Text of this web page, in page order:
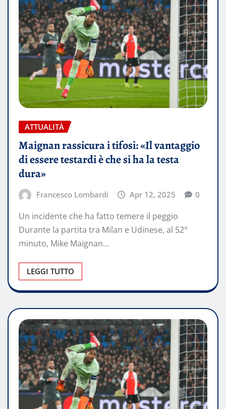
ATTUALITÀ
Maignan rassicura i tifosi: «Il vantaggio
di essere testardi è che si ha la testa
dura»
Francesco Lombardi Apr 12, 2025 0
Un incidente che ha fatto temere il peggio
Durante la partita tra Milan e Udinese, al 52°
minuto, Mike Maignan…
LEGGI TUTTO